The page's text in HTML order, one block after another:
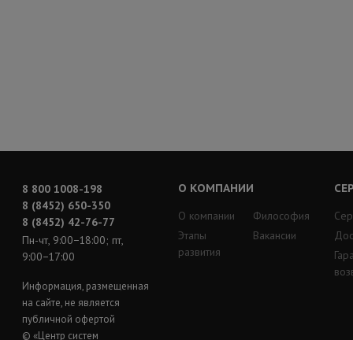
8 800 1008-198
8 (8452) 650-350
8 (8452) 42-76-77
Пн-чт, 9:00−18:00; пт,
9:00−17:00
Информация, размещенная
на сайте, не является
публичной офертой
© «Центр систем
О КОМПАНИИ
О компании
Этапы
развития
Философия
Вакансии